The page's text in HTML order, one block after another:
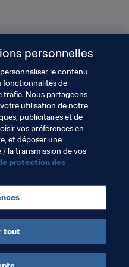
Colombia
Greece
Spain
personnelles
le contenu
fonctionnalités de
trafic. Nous partageons
utilisation de notre
publicitaires et de
vos préférences en
et déposer une
/ la transmission de vos
protection des
tout